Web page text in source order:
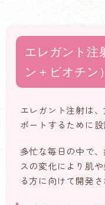
エレガント注
ン＋ビオチン
エレガント注射は
ポートするために
多忙な毎日の中で
スの変化により肌
る方に向けて開発さ